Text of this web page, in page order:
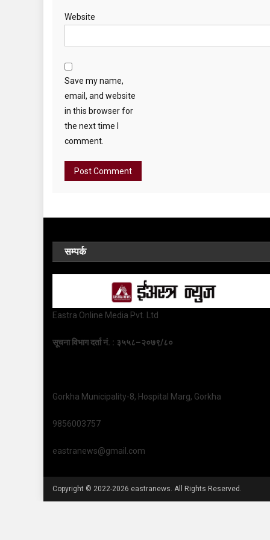
Website
Save my name,
email, and website
in this browser for
the next time I
comment.
सम्पर्क
Eastra Online Media Pvt. Ltd
सूचना विभाग दर्ता नं. : ३५५८–२०७९/८०
Gorkha Municipality-8, Hospital Marg, Gorkha
9856003757
eastranews@gmail.com
Copyright © 2022-2026 eastranews. All Rights Reserved.